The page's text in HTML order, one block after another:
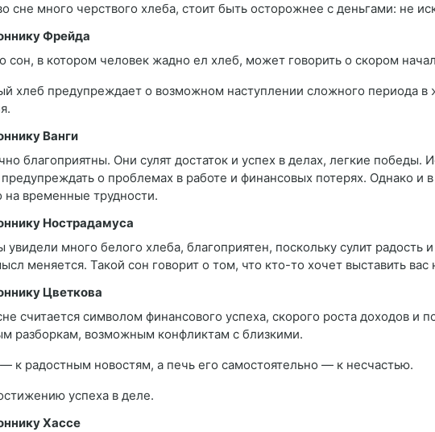
сне много черствого хлеба, стоит быть осторожнее с деньгами: не
Фрейда
сон, в котором человек жадно ел хлеб, может говорить о скором
хлеб предупреждает о возможном наступлении сложного периода в
Ванги
благоприятны. Они сулят достаток и успех в делах, легкие
о проблемах в работе и финансовых потерях. Однако и
на временные трудности.
Нострадамуса
увидели много белого хлеба, благоприятен, поскольку сулит радость
меняется. Такой сон говорит о том, что кто-то хочет выставить
Цветкова
считается символом финансового успеха, скорого роста доходов
разборкам, возможным конфликтам с близкими.
к радостным новостям, а печь его самостоятельно — к несчастью.
успеха в деле.
Хассе